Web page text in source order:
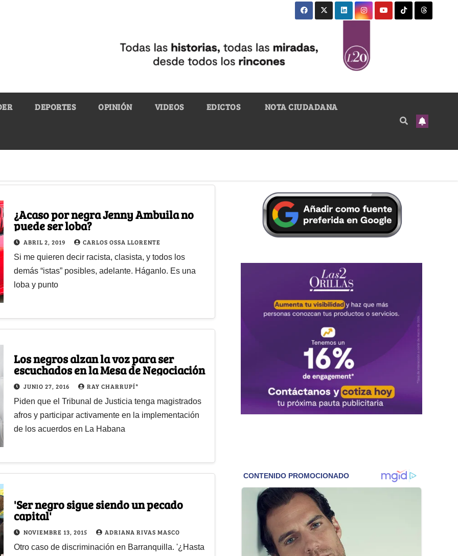
DEPORTES OPINIÓN VIDEOS EDICTOS NOTA CIUDADANA
¿Acaso por negra Jenny Ambuila no
puede ser loba?
ABRIL 2, 2019 CARLOS OSSA LLORENTE
Si me quieren decir racista, clasista, y todos los
demás “istas” posibles, adelante. Háganlo. Es una
loba y punto
Los negros alzan la voz para ser
escuchados en la Mesa de Negociación
JUNIO 27, 2016 RAY CHARRUPÍ*
Piden que el Tribunal de Justicia tenga magistrados
afros y participar activamente en la implementación
de los acuerdos en La Habana
'Ser negro sigue siendo un pecado
capital'
NOVIEMBRE 13, 2015 ADRIANA RIVAS MASCO
Otro caso de discriminación en Barranquilla. '¿Hasta